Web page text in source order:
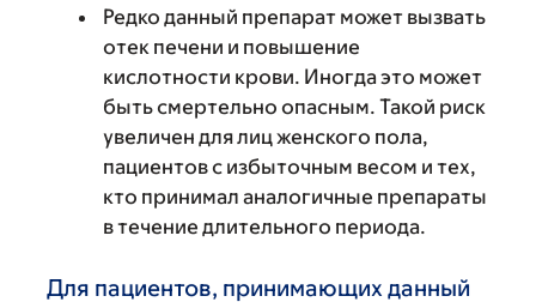
Редко данный препарат может вызвать
отек печени и повышение
кислотности крови. Иногда это может
быть смертельно опасным. Такой риск
увеличен для лиц женского пола,
пациентов с избыточным весом и тех,
кто принимал аналогичные препараты
в течение длительного периода.
Для пациентов, принимающих данный